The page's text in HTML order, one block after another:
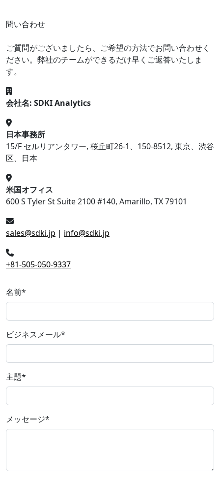
問い合わせ
ご質問がございましたら、ご希望の方法でお問い合わせく
ださい。弊社のチームができるだけ早くご返答いたしま
す。
会社名: SDKI Analytics
日本事務所
15/F セルリアンタワー, 桜丘町26-1、150-8512, 東京、渋谷
区、日本
米国オフィス
600 S Tyler St Suite 2100 #140, Amarillo, TX 79101
sales@sdki.jp | info@sdki.jp
+81-505-050-9337
名前*
ビジネスメール*
主題*
メッセージ*